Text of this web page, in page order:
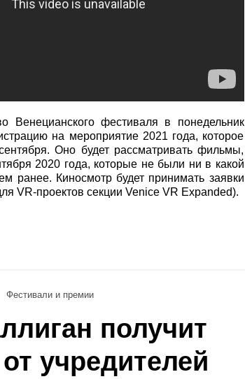
Венецианского фестиваля в понедельник
на мероприятие 2021 года, которое
Оно будет рассматривать фильмы,
2020 года, которые не были ни в какой
ранее. Киносмотр будет принимать заявки
VR-проектов секции Venice VR Expanded).
Фестивали и премии
получит
учредителей